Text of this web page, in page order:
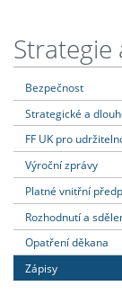
Bezpečnost
Strategické a
FF UK pro
Výroční zprávy
Platné vnitřní
Rozhodnutí a
Opatření děkana
Zápisy